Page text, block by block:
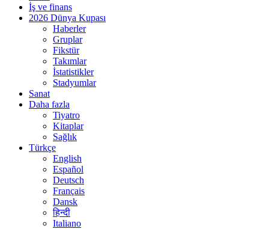
İş ve finans
2026 Dünya Kupası
Haberler
Gruplar
Fikstür
Takımlar
İstatistikler
Stadyumlar
Sanat
Daha fazla
Tiyatro
Kitaplar
Sağlık
Türkçe
English
Español
Deutsch
Français
Dansk
हिन्दी
Italiano